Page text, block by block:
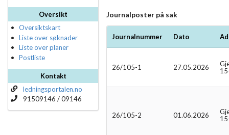
Oversikt
Oversiktskart
Liste over søknader
Liste over planer
Postliste
Kontakt
ledningsportalen.no
91509146 / 09146
Journalposter på sak
Journalnummer Dato
26/105-1 27.05.2026
26/105-2 01.06.2026